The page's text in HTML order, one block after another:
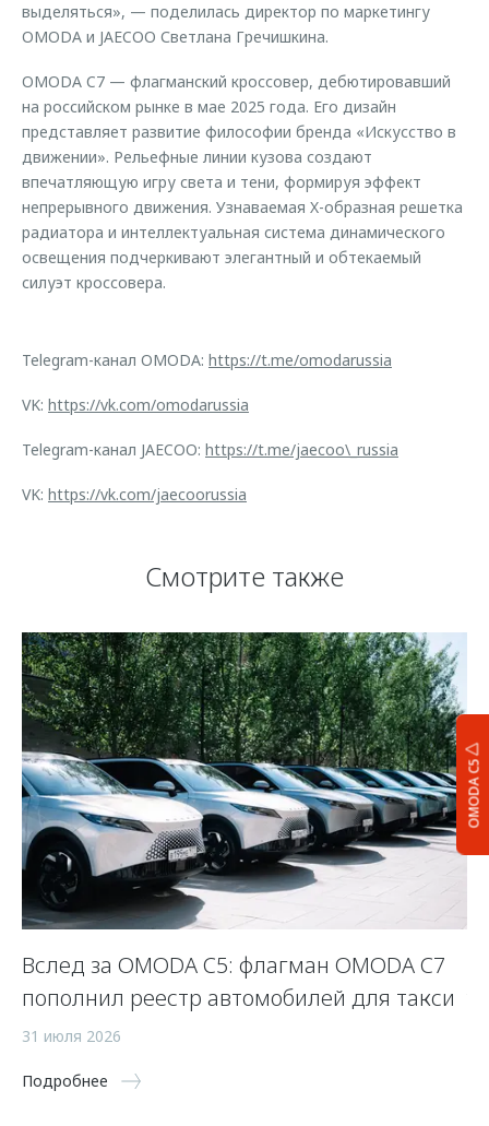
OMODA C5
выделяться», — поделилась директор по маркетингу
OMODA и JAECOO Светлана Гречишкина.
OMODA C7 — флагманский кроссовер, дебютировавший
на российском рынке в мае 2025 года. Его дизайн
представляет развитие философии бренда «Искусство в
движении». Рельефные линии кузова создают
впечатляющую игру света и тени, формируя эффект
непрерывного движения. Узнаваемая X-образная решетка
радиатора и интеллектуальная система динамического
освещения подчеркивают элегантный и обтекаемый
силуэт кроссовера.
Telegram-канал OMODA: https://t.me/omodarussia
VK: https://vk.com/omodarussia
Telegram-канал JAECOO: https://t.me/jaecoo\_russia
VK: https://vk.com/jaecoorussia
Смотрите также
Вслед за OMODA C5: флагман OMODA C7
пополнил реестр автомобилей для такси
31 июля 2026
Подробнее